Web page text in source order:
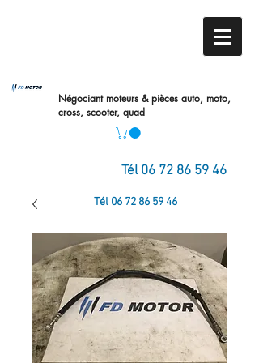
Négociant moteurs & pièces auto, moto,
cross, scooter, quad
Tél 06 72 86 59 46
Tél 06 72 86 59 46